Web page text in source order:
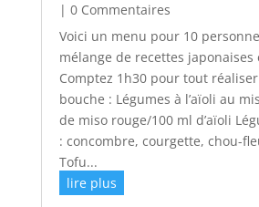
| 0 Commentaires
Voici un menu pour 10
mélange de recettes japonaises
Comptez 1h30 pour tout
bouche : Légumes à l’aïoli au
de miso rouge/100 ml d’aïoli
: concombre, courgette, chou-
Tofu...
lire plus